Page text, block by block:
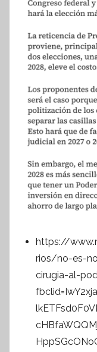
https://
rios/no-es-
cirugia-al-